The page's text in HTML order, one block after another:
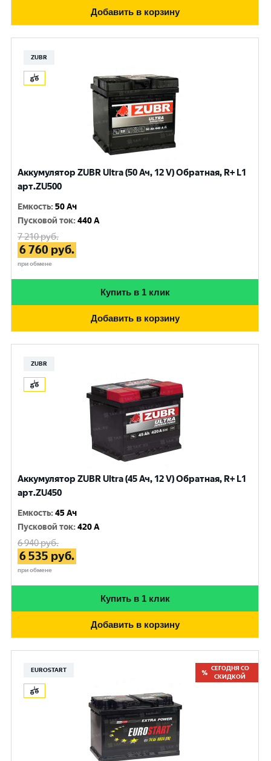
Добавить в корзину
ZUBR
Аккумулятор ZUBR Ultra (50 Ач, 12 V) Обратная, R+ L1
арт.ZU500
Емкость:50 Ач
Пусковой ток:440 A
7 210руб.
6 760 руб.
при обмене
Купить в 1 клик
Добавить в корзину
ZUBR
Аккумулятор ZUBR Ultra (45 Ач, 12 V) Обратная, R+ L1
арт.ZU450
Емкость:45 Ач
Пусковой ток:420 A
6 940руб.
6 535 руб.
при обмене
Купить в 1 клик
Добавить в корзину
EUROSTART
СЕГОДНЯ СО
СКИДКОЙ